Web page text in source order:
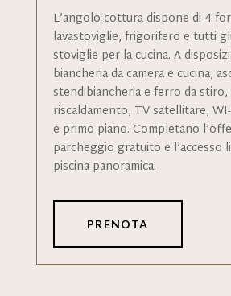
L’angolo cottura dispone di 4
lavastoviglie, frigorifero e tutti
stoviglie per la cucina. A
biancheria da camera e cucina,
stendibiancheria e ferro da stiro,
riscaldamento, TV satellitare,
e primo piano. Completano
parcheggio gratuito e l’accesso
piscina panoramica.
PRENOTA